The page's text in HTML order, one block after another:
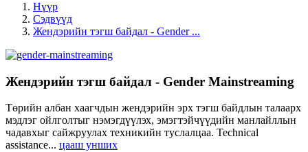
Нүүр
Сэдвүүд
Жендэрийн тэгш байдал - Gender ...
Жендэрийн тэгш байдал - Gender Mainstreaming
Төрийн албан хаагчдын жендэрийн эрх тэгш байдлын талаарх
мэдлэг ойлголтыг нэмэгдүүлэх, эмэгтэйчүүдийн манлайллын
чадавхыг сайжруулах техникийн туслалцаа. Technical
assistance... цааш унших